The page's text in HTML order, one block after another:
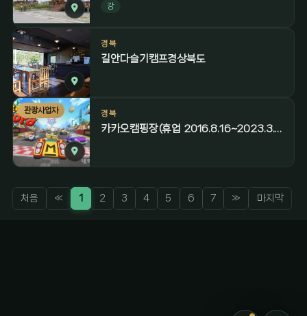
강
경북
길안다슬기캠프경상북도
관광사업자 경북
카카오캠핑장(휴업 2016.8.16~2023.3.16)
처음 « 1 2 3 4 5 6 7 » 마지막